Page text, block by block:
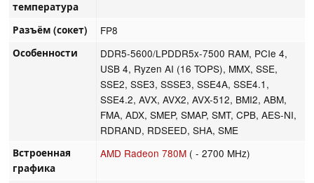
температура
Разъём (сокет) FP8
Особенности
DDR5-5600/LPDDR5x-7500 RAM, PCIe 4,
USB 4, Ryzen AI (16 TOPS), MMX, SSE,
SSE2, SSE3, SSSE3, SSE4A, SSE4.1,
SSE4.2, AVX, AVX2, AVX-512, BMI2, ABM,
FMA, ADX, SMEP, SMAP, SMT, CPB, AES-NI,
RDRAND, RDSEED, SHA, SME
Встроенная
графика
AMD Radeon 780M ( - 2700 MHz)